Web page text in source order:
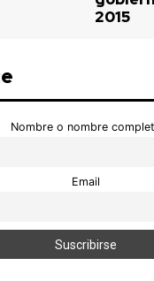
2015
Nombre o nombre
Email